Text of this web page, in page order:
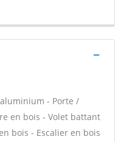
- Porte /
en bois - Volet battant
bois - Escalier en bois